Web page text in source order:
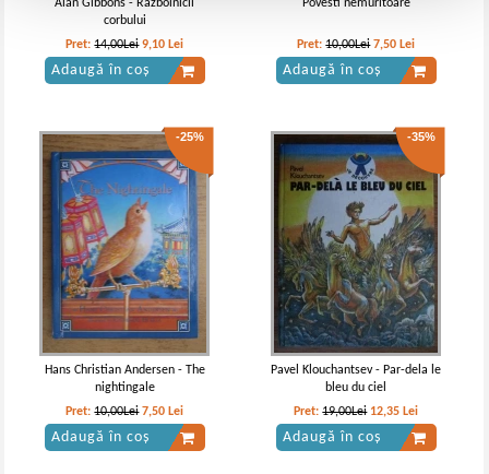
Alan Gibbons - Razboinicii
corbului
Pret:14,00Lei 9,10 Lei
Adaugă în coș
Povesti nemuritoare
Pret:10,00Lei 7,50 Lei
Adaugă în coș
-25%
Hans Christian Andersen - The
nightingale
Pret:10,00Lei 7,50 Lei
Adaugă în coș
-35%
Pavel Klouchantsev - Par-dela le
bleu du ciel
Pret:19,00Lei 12,35 Lei
Adaugă în coș